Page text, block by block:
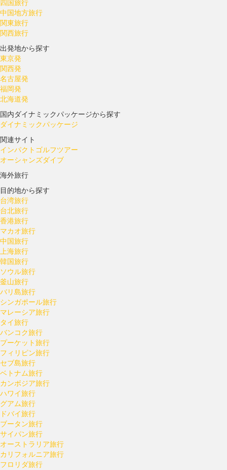
四国旅行
中国地方旅行
関東旅行
関西旅行
出発地から探す
東京発
関西発
名古屋発
福岡発
北海道発
国内ダイナミックパッケージから探す
ダイナミックパッケージ
関連サイト
インパクトゴルフツアー
オーシャンズダイブ
海外旅行
目的地から探す
台湾旅行
台北旅行
香港旅行
マカオ旅行
中国旅行
上海旅行
韓国旅行
ソウル旅行
釜山旅行
バリ島旅行
シンガポール旅行
マレーシア旅行
タイ旅行
バンコク旅行
プーケット旅行
フィリピン旅行
セブ島旅行
ベトナム旅行
カンボジア旅行
ハワイ旅行
グアム旅行
ドバイ旅行
ブータン旅行
サイパン旅行
オーストラリア旅行
カリフォルニア旅行
フロリダ旅行